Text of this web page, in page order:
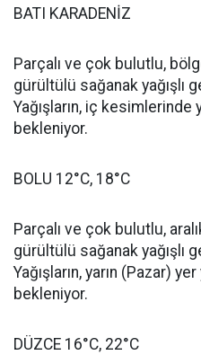
BATI KARADENİZ
Parçalı ve çok bulutlu,
gürültülü sağanak yağışlı
Yağışların, iç
bekleniyor.
BOLU 12°C, 18°C
Parçalı ve çok bulutlu,
gürültülü sağanak yağışlı
Yağışların, yarın (Pazar)
bekleniyor.
DÜZCE 16°C, 22°C